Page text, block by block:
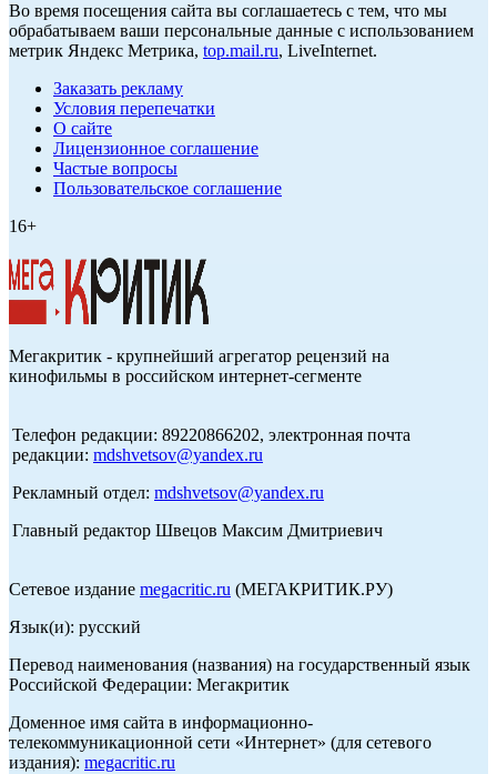
Во время посещения сайта вы соглашаетесь с тем, что мы
обрабатываем ваши персональные данные с использованием
метрик Яндекс Метрика, top.mail.ru, LiveInternet.
Заказать рекламу
Условия перепечатки
О сайте
Лицензионное соглашение
Частые вопросы
Пользовательское соглашение
16+
Мегакритик - крупнейший агрегатор рецензий на
кинофильмы в российском интернет-сегменте
Телефон редакции: 89220866202, электронная почта
редакции: mdshvetsov@yandex.ru
Рекламный отдел: mdshvetsov@yandex.ru
Главный редактор Швецов Максим Дмитриевич
Сетевое издание megacritic.ru (МЕГАКРИТИК.РУ)
Язык(и): русский
Перевод наименования (названия) на государственный язык
Российской Федерации: Мегакритик
Доменное имя сайта в информационно-
телекоммуникационной сети «Интернет» (для сетевого
издания): megacritic.ru